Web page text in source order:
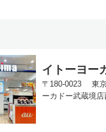
イトーヨー
〒180-0023 東
ーカドー武蔵境